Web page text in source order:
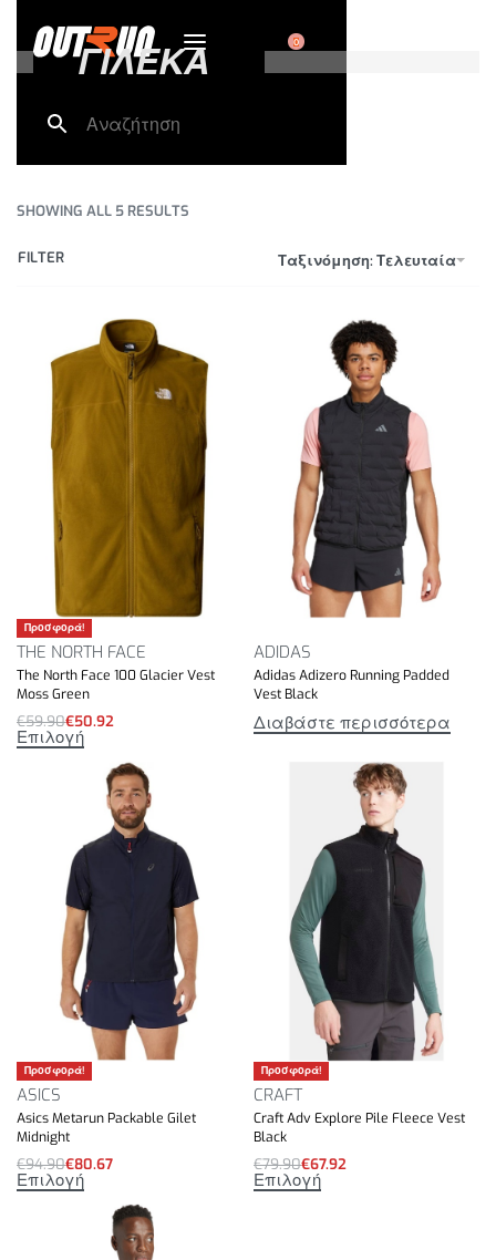
0
ΓΙΛΕΚΑ
SHOWING ALL 5 RESULTS
Ταξινόμηση: Τελευταία
FILTER
Προσφορά!
THE NORTH FACE
The North Face 100 Glacier Vest
Moss Green
€59.90€50.92
Επιλογή
ADIDAS
Adidas Adizero Running Padded
Vest Black
Διαβάστε περισσότερα
Προσφορά!
ASICS
Asics Metarun Packable Gilet
Midnight
€94.90€80.67
Επιλογή
Προσφορά!
CRAFT
Craft Adv Explore Pile Fleece Vest
Black
€79.90€67.92
Επιλογή